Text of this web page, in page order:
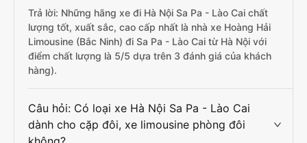
Trả lời: Những hãng xe đi Hà Nội Sa Pa - Lào Cai chất
lượng tốt, xuất sắc, cao cấp nhất là nhà xe Hoàng Hải
Limousine (Bắc Ninh) đi Sa Pa - Lào Cai từ Hà Nội với
điểm chất lượng là 5/5 dựa trên 3 đánh giá của khách
hàng).
Câu hỏi: Có loại xe Hà Nội Sa Pa - Lào Cai
dành cho cặp đôi, xe limousine phòng đôi